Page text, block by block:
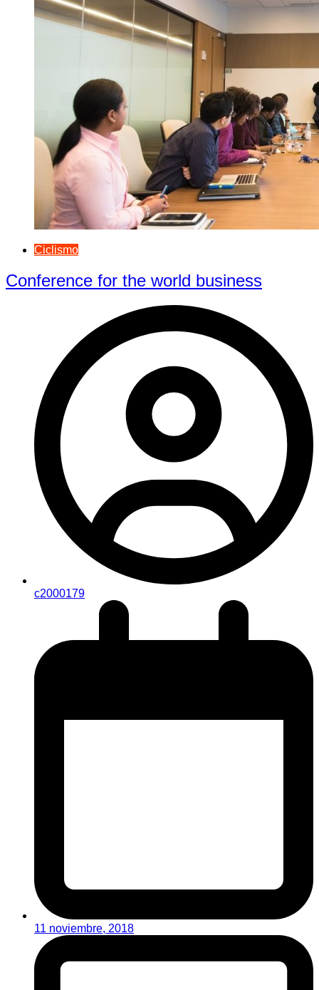
Ciclismo
Conference for the world business
c2000179
11 noviembre, 2018